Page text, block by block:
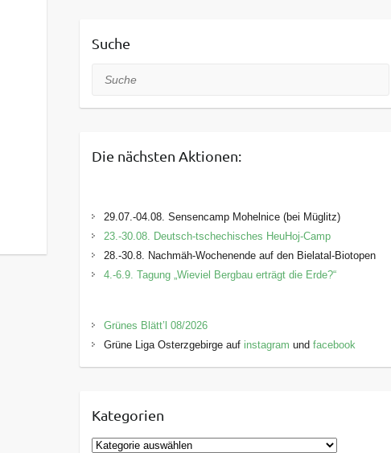
Suche
Suche
Die nächsten Aktionen:
29.07.-04.08. Sensencamp Mohelnice (bei Müglitz)
23.-30.08. Deutsch-tschechisches HeuHoj-Camp
28.-30.8. Nachmäh-Wochenende auf den Bielatal-Biotopen
4.-6.9. Tagung „Wieviel Bergbau erträgt die Erde?“
Grünes Blätt’l 08/2026
Grüne Liga Osterzgebirge auf instagram und facebook
Kategorien
K